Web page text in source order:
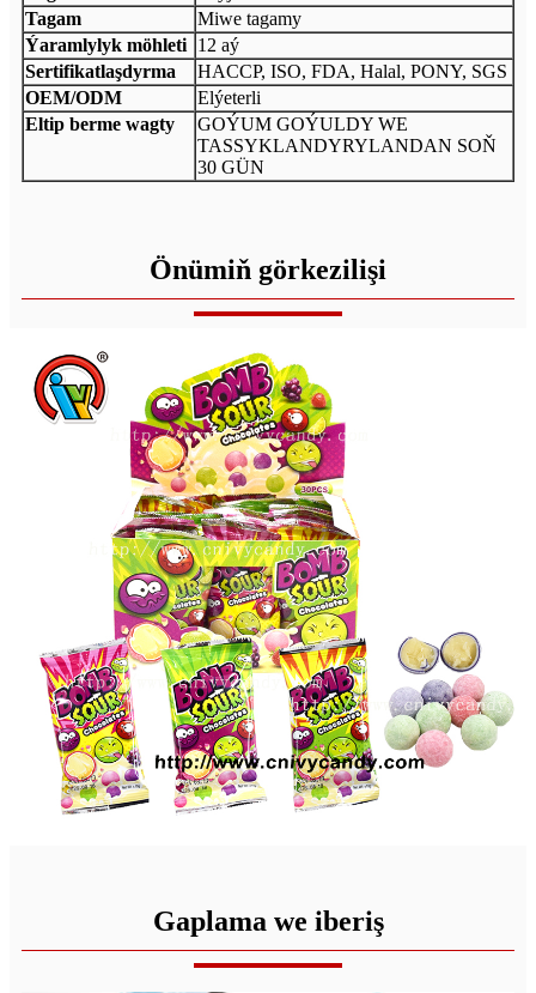
Tagam
Miwe tagamy
Ýaramlylyk möhleti 12 aý
Sertifikatlaşdyrma
HACCP, ISO, FDA, Halal, PONY, SGS
OEM/ODM
Elýeterli
Eltip berme wagty
GOÝUM GOÝULDY WE
TASSYKLANDYRYLANDAN SOŇ
30 GÜN
Önümiň görkezilişi
Gaplama we iberiş